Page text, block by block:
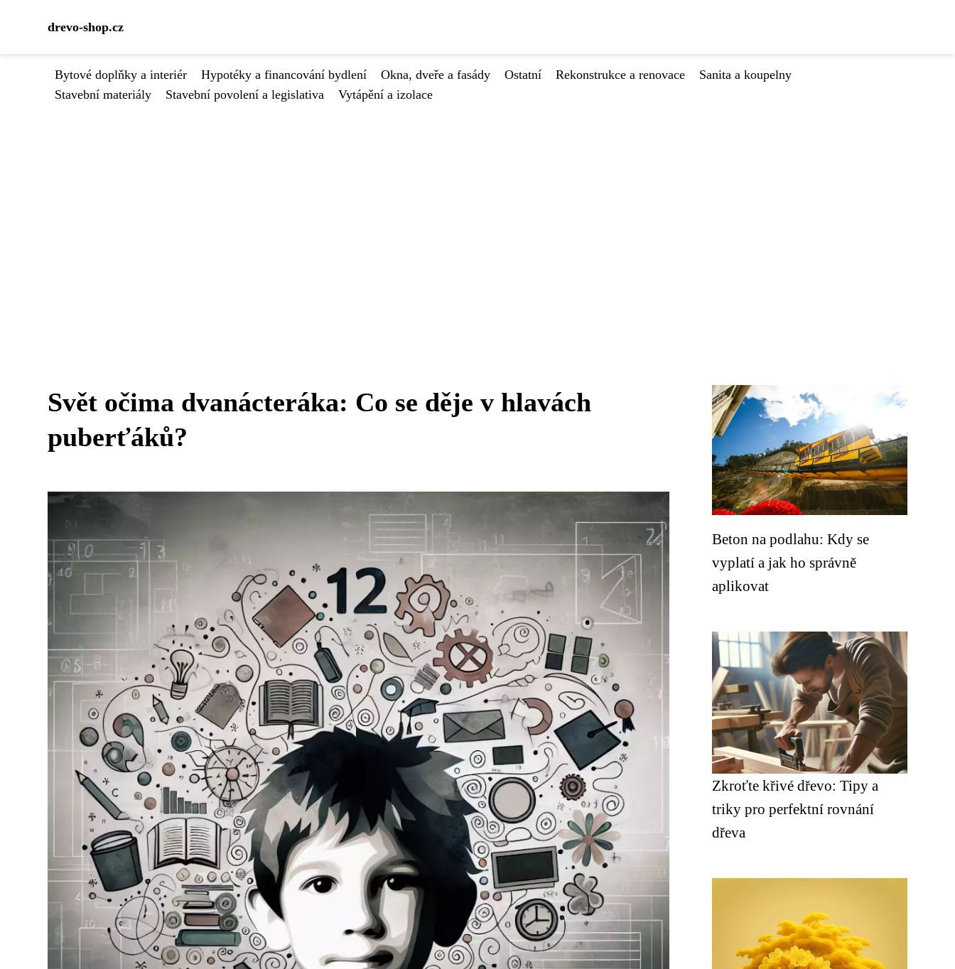
drevo-shop.cz
Bytové doplňky a interiér Hypotéky a financování bydlení Okna, dveře a fasády Ostatní Rekonstrukce a renovace
Sanita a koupelny
Stavební materiály
Stavební povolení a legislativa Vytápění a izolace
Svět očima dvanácteráka: Co se děje v hlavách
puberťáků?
Beton na podlahu: Kdy se
vyplatí a jak ho správně
aplikovat
Zkroťte křivé dřevo: Tipy a
triky pro perfektní rovnání
dřeva